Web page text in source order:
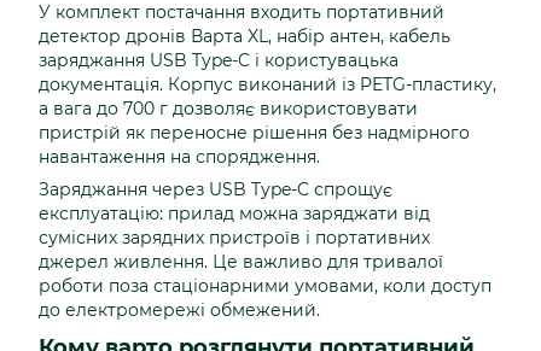
У комплект постачання входить портативний
детектор дронів Варта XL, набір антен, кабель
заряджання USB Type-C і користувацька
документація. Корпус виконаний із PETG-пластику,
а вага до 700 г дозволяє використовувати
пристрій як переносне рішення без надмірного
навантаження на спорядження.
Заряджання через USB Type-C спрощує
експлуатацію: прилад можна заряджати від
сумісних зарядних пристроїв і портативних
джерел живлення. Це важливо для тривалої
роботи поза стаціонарними умовами, коли доступ
до електромережі обмежений.